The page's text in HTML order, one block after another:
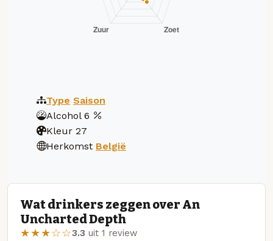
Type Saison
Alcohol 6
Kleur 27
Herkomst België
Wat drinkers zeggen over An
Uncharted Depth
★★★☆☆3.3 uit 1 review